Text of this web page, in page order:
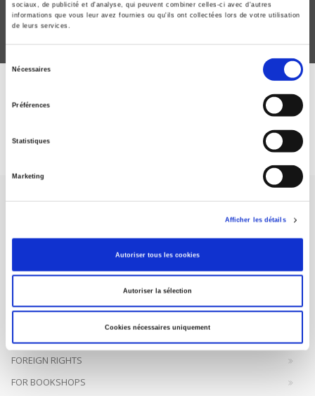
sociaux, de publicité et d'analyse, qui peuvent combiner celles-ci avec d'autres
informations que vous leur avez fournies ou qu'ils ont collectées lors de votre utilisation
de leurs services.
Nécessaires
Préférences
Statistiques
Marketing
Afficher les détails
Autoriser tous les cookies
Autoriser la sélection
Cookies nécessaires uniquement
original research, to edit reference works for student use, and to
help public and political debate.continue
FOREIGN RIGHTS
FOR BOOKSHOPS